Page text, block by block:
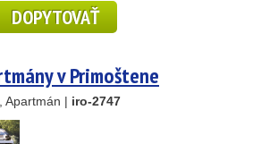
DOPYTOVAŤ
v Primoštene
Apartmán | iro-2747